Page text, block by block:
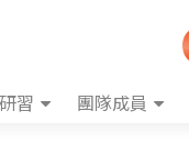
習 團隊成員